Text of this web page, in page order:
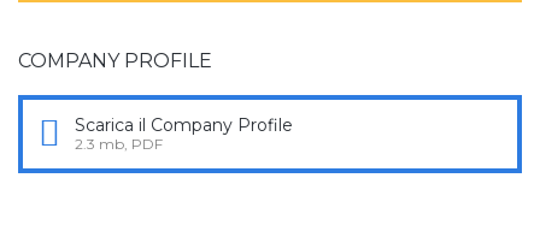
COMPANY PROFILE
Scarica il Company Profile
2.3 mb, PDF